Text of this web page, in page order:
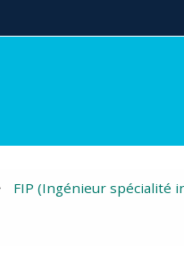
FIP (Ingénieur spécialité